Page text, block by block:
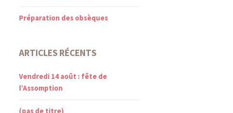
Préparation des obsèques
ARTICLES RÉCENTS
Vendredi 14 août : fête de
l’Assomption
(pas de titre)